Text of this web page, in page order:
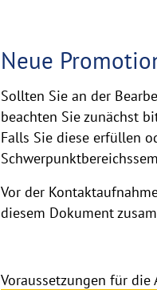
Neue
Sollten Sie an der
beachten Sie zunächst
Falls Sie diese erfüllen
Vor der
diesem Dokument
Voraussetzungen für